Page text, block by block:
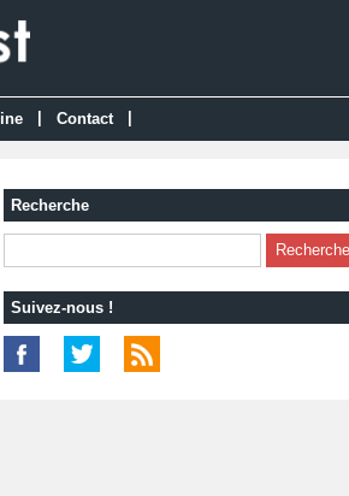
Contact
Recherche
Suivez-nous !